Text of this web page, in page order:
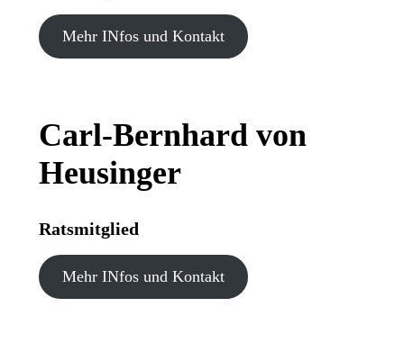
Mehr INfos und Kontakt
Carl-Bernhard von
Heusinger
Ratsmitglied
Mehr INfos und Kontakt